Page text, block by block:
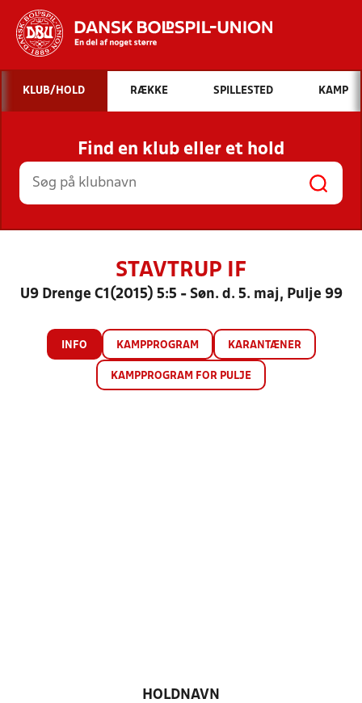
Hvad vil du søge efter?
INDHOLD OG NYHEDER
STILLINGER, RESULTATER, KLUBBER OG
HOLD
KLUB/HOLD RÆKKE SPILLESTED KAMP
Find en klub eller et hold
STAVTRUP IF
U9 Drenge C1(2015) 5:5 - Søn. d. 5. maj, Pulje 99
INFO KAMPPROGRAM KARANTÆNER
KAMPPROGRAM FOR PULJE
HOLDNAVN